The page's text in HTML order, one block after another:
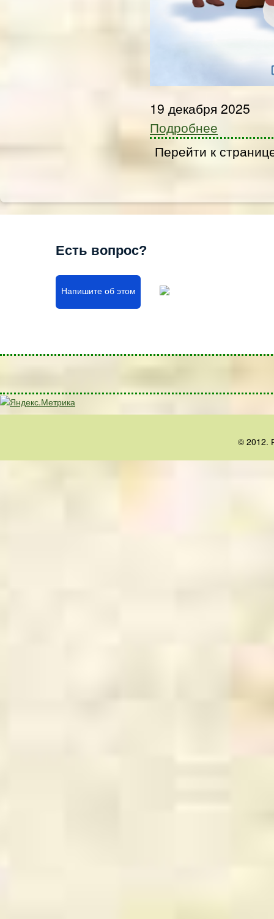
19 декабря 2025
Подробнее
Перейти к
Есть вопрос?
Напишите об этом
© 2012.